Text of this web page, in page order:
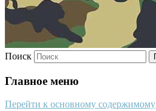
Поиск
Главное меню
Перейти к основному содержимому